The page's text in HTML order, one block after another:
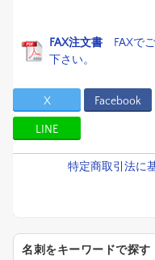
FAX注文書 FAXで
下さい。
X Facebook
LINE
特定商取引法に
名刺をキーワードで探す